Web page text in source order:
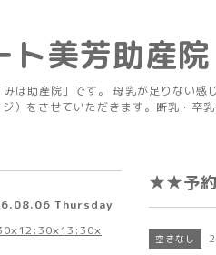
美芳助産院
ほ助産院」です。 母乳が足りない
）をさせていただきます。断乳・卒
★★予
空きなし
Thursday